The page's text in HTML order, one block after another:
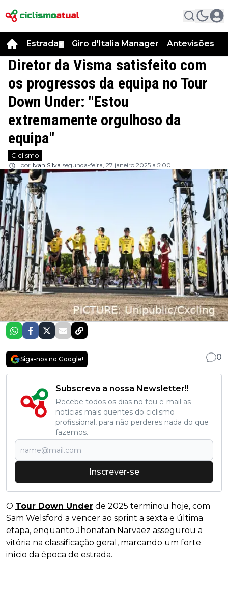
Estrada Giro d'Italia Manager Antevisões
Diretor da Visma satisfeito com
os progressos da equipa no Tour
Down Under: "Estou
extremamente orgulhoso da
equipa"
Ciclismo
por Ivan Silva segunda-feira, 27 janeiro 2025 a 5:00
Siga-nos no Google! 0
Subscreva a nossa Newsletter!!
Recebe todos os dias no teu e-mail as
notícias mais quentes do ciclismo
profissional, para não perderes nada do que
fazemos.
Inscrever-se
O Tour Down Under de 2025 terminou hoje, com
Sam Welsford a vencer ao sprint a sexta e última
etapa, enquanto Jhonatan Narvaez assegurou a
vitória na classificação geral, marcando um forte
início da época de estrada.